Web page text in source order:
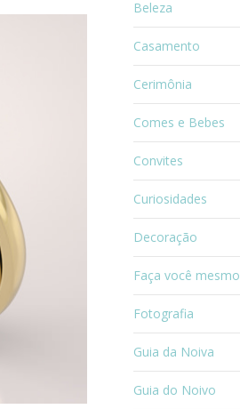
Beleza
Casamento
Cerimônia
Comes e Bebes
Convites
Curiosidades
Decoração
Faça você mesmo
Fotografia
Guia da Noiva
Guia do Noivo